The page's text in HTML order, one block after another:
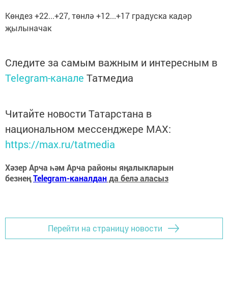
Көндез +22...+27, төнлә +12...+17 градуска кадәр
җылыначак
Следите за самым важным и интересным в
Telegram-канале Татмедиа
Читайте новости Татарстана в
национальном мессенджере MАХ:
https://max.ru/tatmedia
Хәзер Арча һәм Арча районы яңалыкларын
безнеңTelegram-каналданда белә аласыз
Перейти на страницу новости